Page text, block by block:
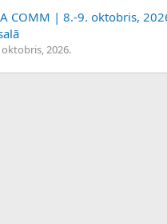
COMM | 8.-9. oktobris,
oktobris, 2026.